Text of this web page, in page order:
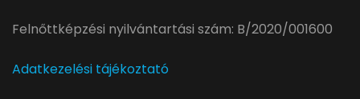
Felnőttképzési nyilvántartási szám: B/2020/001600
Adatkezelési tájékoztató